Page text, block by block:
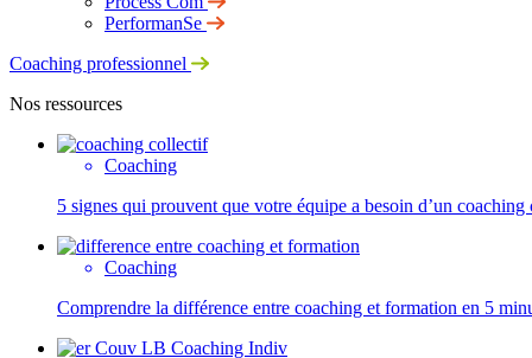
PerformanSe
Coaching professionnel
Nos ressources
Coaching
5 signes qui prouvent que votre équipe a besoin d’un
Coaching
Comprendre la différence entre coaching et formation en 5